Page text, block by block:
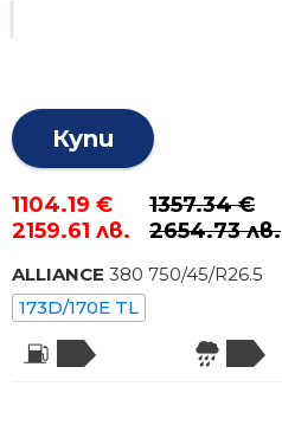
Купи
1104.19 €
2159.61 лв.
1357.34 €
2654.73 лв.
ALLIANCE 380 750/45/R26.5
173D/170E TL